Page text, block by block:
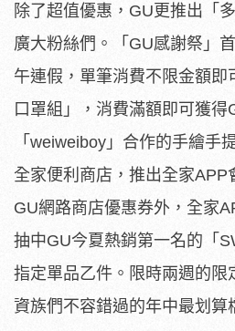
除了超值優惠，GU更推出「
廣大粉絲們。「GU感謝祭」
午連假，單筆消費不限金額即
口罩組」，消費滿額即可獲得
「weiweiboy」合作的手繪手
全家便利商店，推出全家APP
GU網路商店優惠券外，全家
抽中GU今夏熱銷第一名的「
指定單品乙件。限時兩週的限
資族們不容錯過的年中最划算